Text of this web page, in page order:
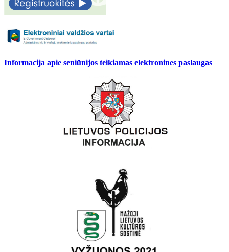
Informacija apie seniūnijos teikiamas elektronines paslaugas